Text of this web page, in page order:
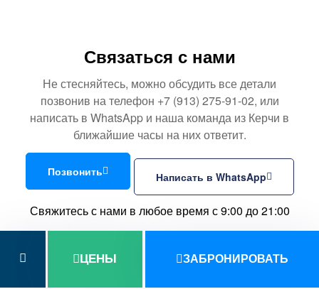
Связаться с нами
Не стесняйтесь, можно обсудить все детали
позвонив на телефон +7 (913) 275-91-02, или
написать в WhatsApp и наша команда из Керчи в
ближайшие часы на них ответит.
Позвонить Написать в WhatsApp
Свяжитесь с нами в любое время с 9:00 до 21:00
ЦЕНЫ ЗАБРОНИРОВАТЬ